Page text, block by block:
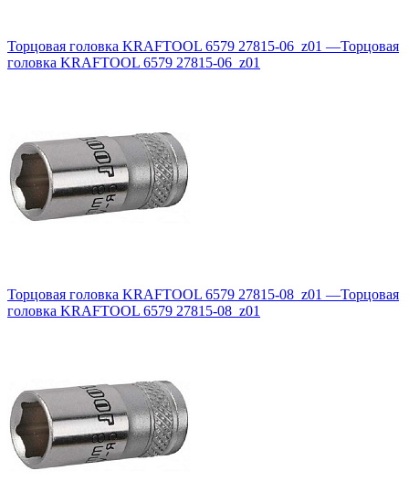
Торцовая головка KRAFTOOL 6579 27815-06_z01 —Торцовая
головка KRAFTOOL 6579 27815-06_z01
Торцовая головка KRAFTOOL 6579 27815-08_z01 —Торцовая
головка KRAFTOOL 6579 27815-08_z01